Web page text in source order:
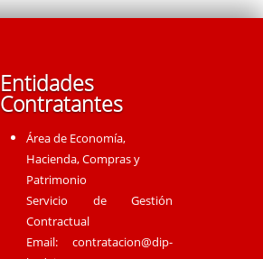
Entidades
Contratantes
Área de Economía,
Hacienda, Compras y
Patrimonio
Servicio de Gestión
Contractual
Email:contratacion@dip-